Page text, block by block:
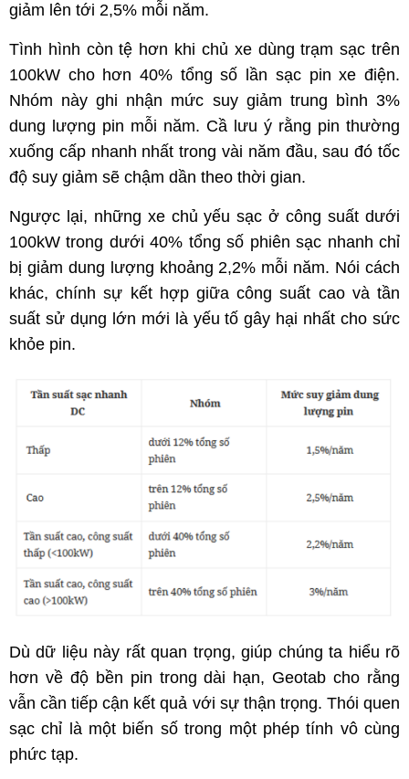
giảm lên tới 2,5% mỗi năm.
Tình hình còn tệ hơn khi chủ xe dùng trạm sạc trên
100kW cho hơn 40% tổng số lần sạc pin xe điện.
Nhóm này ghi nhận mức suy giảm trung bình 3%
dung lượng pin mỗi năm. Cầ lưu ý rằng pin thường
xuống cấp nhanh nhất trong vài năm đầu, sau đó tốc
độ suy giảm sẽ chậm dần theo thời gian.
Ngược lại, những xe chủ yếu sạc ở công suất dưới
100kW trong dưới 40% tổng số phiên sạc nhanh chỉ
bị giảm dung lượng khoảng 2,2% mỗi năm. Nói cách
khác, chính sự kết hợp giữa công suất cao và tần
suất sử dụng lớn mới là yếu tố gây hại nhất cho sức
khỏe pin.
Dù dữ liệu này rất quan trọng, giúp chúng ta hiểu rõ
hơn về độ bền pin trong dài hạn, Geotab cho rằng
vẫn cần tiếp cận kết quả với sự thận trọng. Thói quen
sạc chỉ là một biến số trong một phép tính vô cùng
phức tạp.